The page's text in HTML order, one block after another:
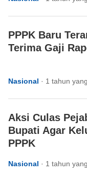
PPPK Baru
Terima Gaji
Nasional · 1 tahun
Aksi Culas
Bupati Agar
PPPK
Nasional · 1 tahun